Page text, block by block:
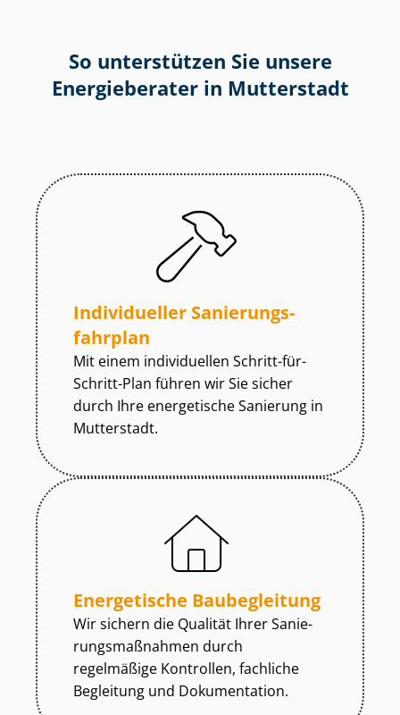
So unterstützen Sie unsere
Energieberater in Mutterstadt
Individueller Sa­nie­rungs­
fahr­plan
Mit einem individuellen Schritt-für-
Schritt-Plan führen wir Sie sicher
durch Ihre energetische Sanierung in
Mutterstadt.
Energetische Baubegleitung
Wir sichern die Qualität Ihrer Sa­nie­
rungs­maß­nah­men durch
regelmäßige Kontrollen, fachliche
Begleitung und Dokumentation.